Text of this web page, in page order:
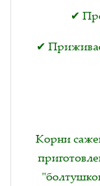
✔
✔
Корни